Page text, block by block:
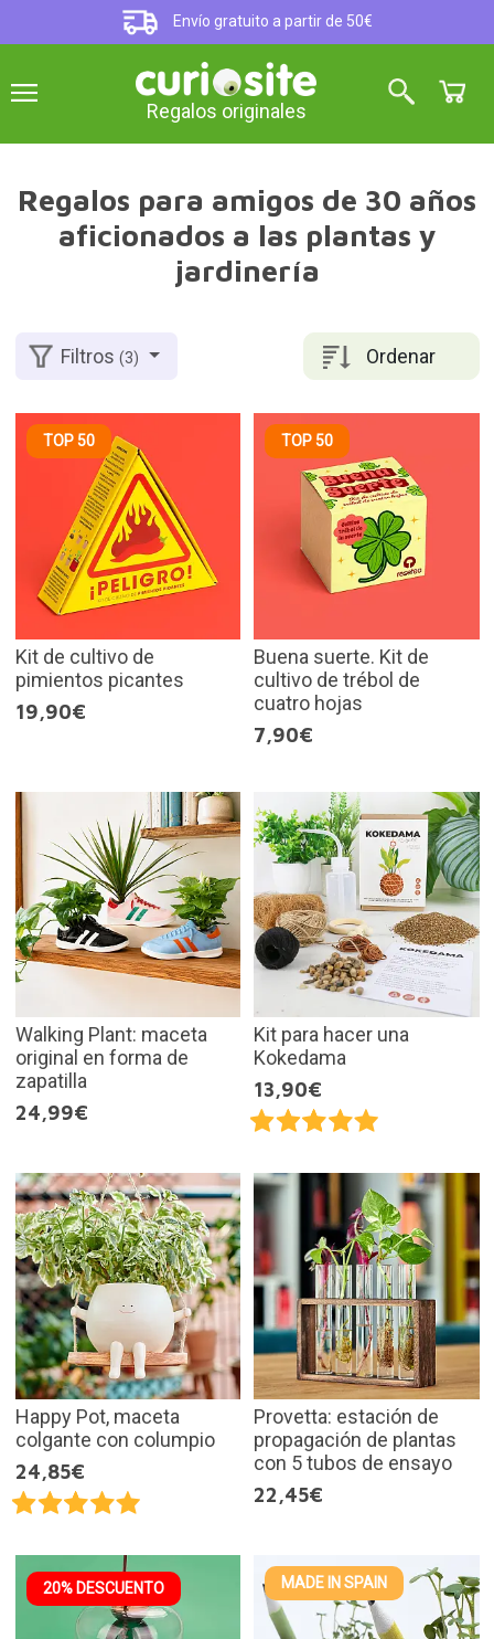
Envío gratuito a partir de 50€
Regalos originales
Regalos para amigos de 30 años
aficionados a las plantas y
jardinería
Ordenar
Filtros(3)
TOP 50
Kit de cultivo de
pimientos picantes
19,90€
TOP 50
Buena suerte. Kit de
cultivo de trébol de
cuatro hojas
7,90€
Walking Plant: maceta
original en forma de
zapatilla
24,99€
Kit para hacer una
Kokedama
13,90€
Happy Pot, maceta
colgante con columpio
24,85€
Provetta: estación de
propagación de plantas
con 5 tubos de ensayo
22,45€
20% DESCUENTO MADE IN SPAIN